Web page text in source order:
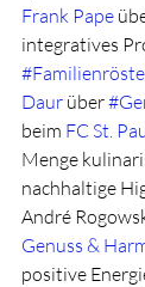
Frank Pape
integratives
Daur über
beim FC St.
Menge
nachhaltige
André
Genuss &
positive